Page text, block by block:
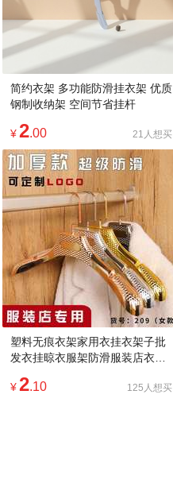
简约衣架 多功能防滑挂衣架 优质
钢制收纳架 空间节省挂杆
¥2.00 21人想买
塑料无痕衣架家用衣挂衣架子批
发衣挂晾衣服架防滑服装店衣架
¥2.10 125人想买